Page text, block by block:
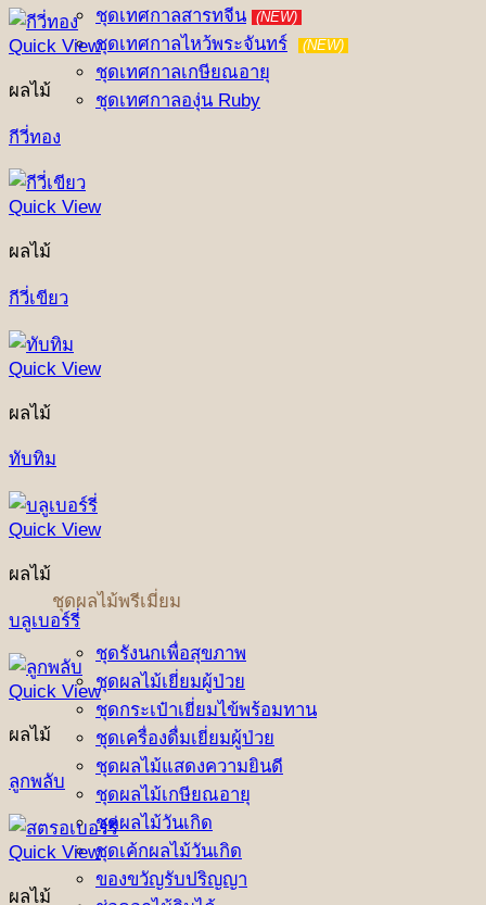
ชุดเทศกาลสารทจีน (NEW)
ชุดเทศกาลไหว้พระจันทร์ (NEW)
ชุดเทศกาลเกษียณอายุ
ชุดเทศกาลองุ่น Ruby
ชุดผลไม้พรีเมี่ยม
ชุดรังนกเพื่อสุขภาพ
ชุดผลไม้เยี่ยมผู้ป่วย
ชุดกระเป๋าเยี่ยมไข้พร้อมทาน
ชุดเครื่องดื่มเยี่ยมผู้ป่วย
ชุดผลไม้แสดงความยินดี
ชุดผลไม้เกษียณอายุ
ชุดผลไม้วันเกิด
ชุดเค้กผลไม้วันเกิด
ของขวัญรับปริญญา
Quick View
ผลไม้
กีวี่ทอง
Quick View
ผลไม้
กีวี่เขียว
Quick View
ผลไม้
ทับทิม
Quick View
ผลไม้
บลูเบอร์รี่
Quick View
ผลไม้
ลูกพลับ
Quick View
ผลไม้